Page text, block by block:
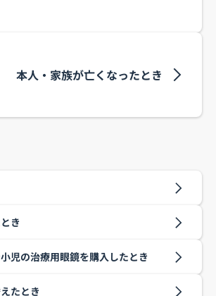
本人・家族が亡くなったとき
き
児の治療用眼鏡を購入したとき
たとき